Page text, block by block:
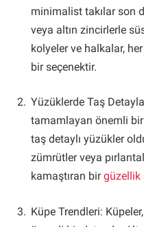
minimalist takılar son
veya altın zincirlerle
kolyeler ve halkalar,
bir seçenektir.
Yüzüklerde Taş
tamamlayan önemli bir
taş detaylı yüzükler
zümrütler veya
kamaştıran birgüzellik
Küpe Trendleri: